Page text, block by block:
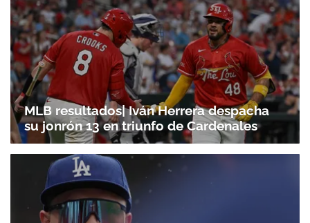
MLB resultados| Iván Herrera despacha
su jonrón 13 en triunfo de Cardenales